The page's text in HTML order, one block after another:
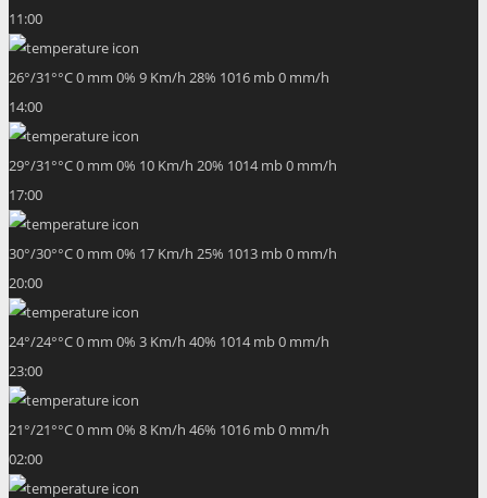
11:00
26°/31°°C0 mm 0% 9 Km/h 28% 1016 mb0 mm/h
14:00
29°/31°°C0 mm 0% 10 Km/h 20% 1014 mb0 mm/h
17:00
30°/30°°C0 mm 0% 17 Km/h 25% 1013 mb0 mm/h
20:00
24°/24°°C0 mm 0% 3 Km/h 40% 1014 mb0 mm/h
23:00
21°/21°°C0 mm 0% 8 Km/h 46% 1016 mb0 mm/h
02:00